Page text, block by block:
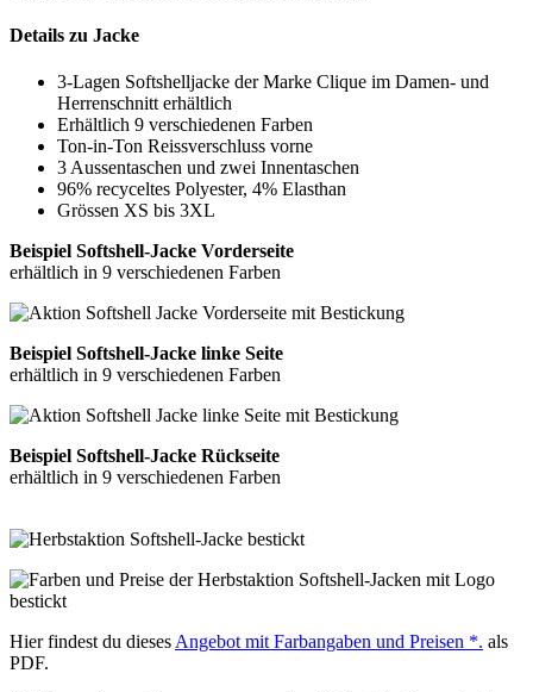
Details zu Jacke
3-Lagen Softshelljacke der Marke Clique im Damen- und
Herrenschnitt erhältlich
Erhältlich 9 verschiedenen Farben
Ton-in-Ton Reissverschluss vorne
3 Aussentaschen und zwei Innentaschen
96% recyceltes Polyester, 4% Elasthan
Grössen XS bis 3XL
Beispiel Softshell-Jacke Vorderseite
erhältlich in 9 verschiedenen Farben
Beispiel Softshell-Jacke linke Seite
erhältlich in 9 verschiedenen Farben
Beispiel Softshell-Jacke Rückseite
erhältlich in 9 verschiedenen Farben
Hier findest du dieses Angebot mit Farbangaben und Preisen *. als
PDF.